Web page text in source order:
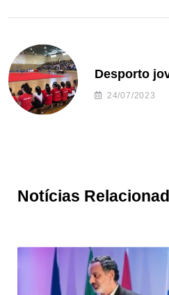
Desporto
24/07/2023
Notícias